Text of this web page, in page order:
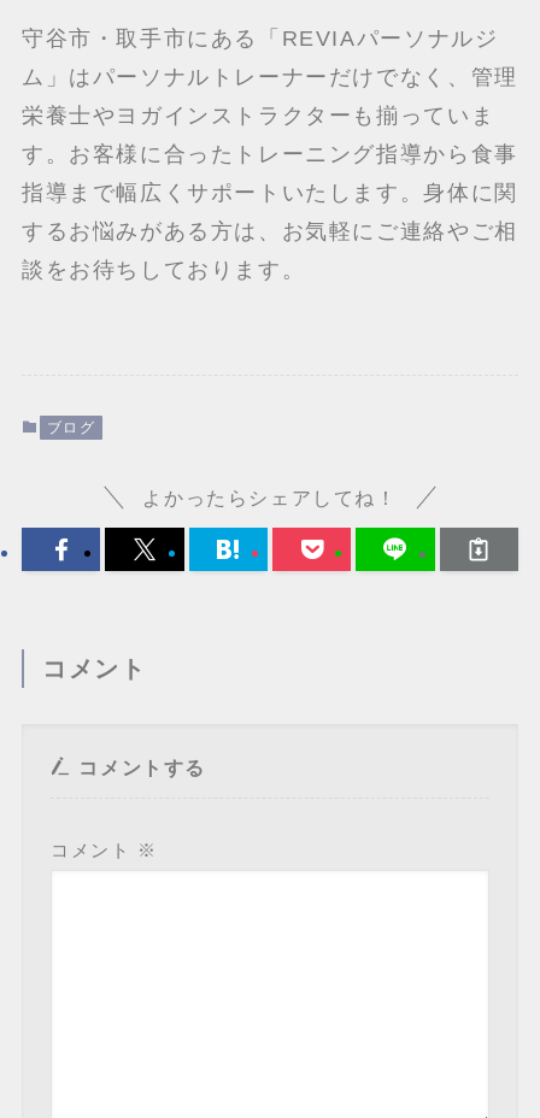
守谷市・取手市にある「REVIAパーソナルジ
ム」はパーソナルトレーナーだけでなく、管理
栄養士やヨガインストラクターも揃っていま
す。お客様に合ったトレーニング指導から食事
指導まで幅広くサポートいたします。身体に関
するお悩みがある方は、お気軽にご連絡やご相
談をお待ちしております。
ブログ
よかったらシェアしてね！
コメント
コメントする
コメント ※